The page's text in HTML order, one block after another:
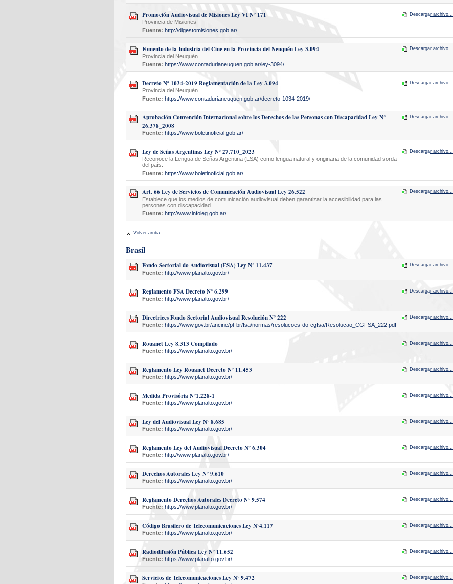
Descargar archivo...
Promoción Audiovisual de Misiones Ley VI N° 171
Provincia de Misiones
Fuente: http://digestomisiones.gob.ar/
Descargar archivo...
Fomento de la Industria del Cine en la Provincia del Neuquén Ley 3.094
Provincia del Neuquén
Fuente: https://www.contadurianeuquen.gob.ar/ley-3094/
Descargar archivo...
Decreto Nº 1034-2019 Reglamentación de la Ley 3.094
Provincia del Neuquén
Fuente: https://www.contadurianeuquen.gob.ar/decreto-1034-2019/
Descargar archivo...
Aprobación Convención Internacional sobre los Derechos de las Personas con Discapacidad Ley N°
26.378_2008
Fuente: https://www.boletinoficial.gob.ar/
Descargar archivo...
Ley de Señas Argentinas Ley Nº 27.710_2023
Reconoce la Lengua de Señas Argentina (LSA) como lengua natural y originaria de la comunidad sorda
del país.
Fuente: https://www.boletinoficial.gob.ar/
Descargar archivo...
Art. 66 Ley de Servicios de Comunicación Audiovisual Ley 26.522
Establece que los medios de comunicación audiovisual deben garantizar la accesibilidad para las
personas con discapacidad
Fuente: http://www.infoleg.gob.ar/
Volver arriba
Brasil
Descargar archivo...
Fondo Sectorial do Audiovisual (FSA) Ley N° 11.437
Fuente: http://www.planalto.gov.br/
Descargar archivo...
Reglamento FSA Decreto N° 6.299
Fuente: http://www.planalto.gov.br/
Descargar archivo...
Directrices Fondo Sectorial Audiovisual Resolución N° 222
Fuente: https://www.gov.br/ancine/pt-br/fsa/normas/resolucoes-do-cgfsa/Resolucao_CGFSA_222.pdf
Descargar archivo...
Rouanet Ley 8.313 Compilado
Fuente: https://www.planalto.gov.br/
Descargar archivo...
Reglamento Ley Rouanet Decreto N° 11.453
Fuente: https://www.planalto.gov.br/
Descargar archivo...
Medida Provisória N°1.228-1
Fuente: https://www.planalto.gov.br/
Descargar archivo...
Ley del Audiovisual Ley N° 8.685
Fuente: https://www.planalto.gov.br/
Descargar archivo...
Reglamento Ley del Audiovisual Decreto N° 6.304
Fuente: http://www.planalto.gov.br/
Descargar archivo...
Derechos Autorales Ley N° 9.610
Fuente: https://www.planalto.gov.br/
Descargar archivo...
Reglamento Derechos Autorales Decreto N° 9.574
Fuente: https://www.planalto.gov.br/
Descargar archivo...
Código Brasilero de Telecomunicaciones Ley N°4.117
Fuente: https://www.planalto.gov.br/
Descargar archivo...
Radiodifusión Pública Ley N° 11.652
Fuente: https://www.planalto.gov.br/
Descargar archivo...
Servicios de Telecomunicaciones Ley N° 9.472